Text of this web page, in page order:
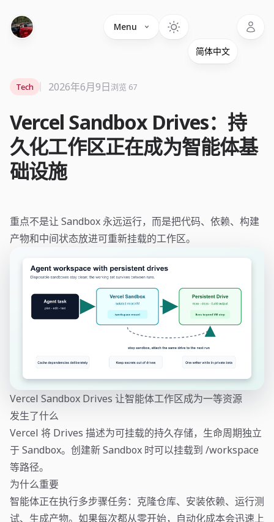
Menu
Vercel Sandbox Drives：持
久化工作区正在成为智能体基
础设施
Tech 2026年6月9日浏览 67
重点不是让 Sandbox 永远运行，而是把代码、依赖、构建
产物和中间状态放进可重新挂载的工作区。
Vercel Sandbox Drives 让智能体工作区成为一等资源
发生了什么
Vercel 将 Drives 描述为可挂载的持久存储，生命周期独立
于 Sandbox。创建新 Sandbox 时可以挂载到 /workspace
等路径。
为什么重要
智能体正在执行多步骤任务：克隆仓库、安装依赖、运行测
试、生成产物。如果每次都从零开始，自动化成本会迅速上